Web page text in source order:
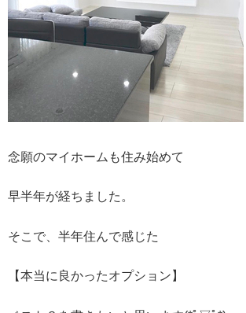
念願のマイホームも住み始めて
早半年が経ちました。
そこで、半年住んで感じた
【本当に良かったオプション】